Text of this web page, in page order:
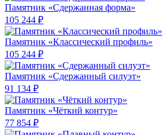
Памятник «Сдержанная форма»
105 244 ₽
Памятник «Классический профиль»
105 244 ₽
Памятник «Сдержанный силуэт»
91 134 ₽
Памятник «Чёткий контур»
77 854 ₽